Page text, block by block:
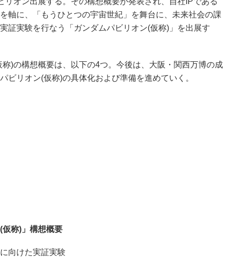
軸に、「もうひとつの宇宙世紀」を舞台に、未来社会の課
証実験を行なう「ガンダムパビリオン(仮称)」を出展す
称)の構想概要は、以下の4つ。今後は、大阪・関西万博の成
ビリオン(仮称)の具体化および準備を進めていく。
仮称)」構想概要
向けた実証実験